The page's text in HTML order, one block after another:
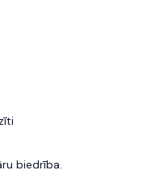
biedrība.